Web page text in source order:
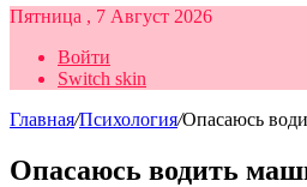
Пятница , 7 Август 2026
Войти
Switch skin
Главная/Психология/Опасаюсь
Опасаюсь водить